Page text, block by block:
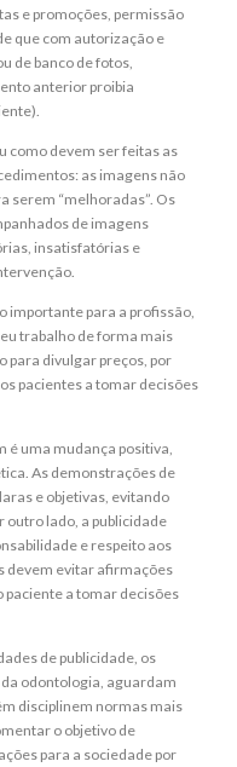
e promoções, permissão
que com autorização e
de banco de fotos,
anterior proibia
como devem ser feitas as
as imagens não
serem “melhoradas”. Os
de imagens
insatisfatórias e
importante para a profissão,
trabalho de forma mais
para divulgar preços, por
pacientes a tomar decisões
é uma mudança positiva,
As demonstrações de
e objetivas, evitando
outro lado, a publicidade
e respeito aos
devem evitar afirmações
paciente a tomar decisões
de publicidade, os
odontologia, aguardam
disciplinem normas mais
o objetivo de
para a sociedade por